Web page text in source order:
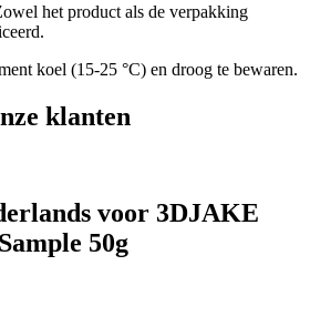
het product als de verpakking
koel (15-25 °C) en droog te bewaren.
klanten
voor 3DJAKE
50g